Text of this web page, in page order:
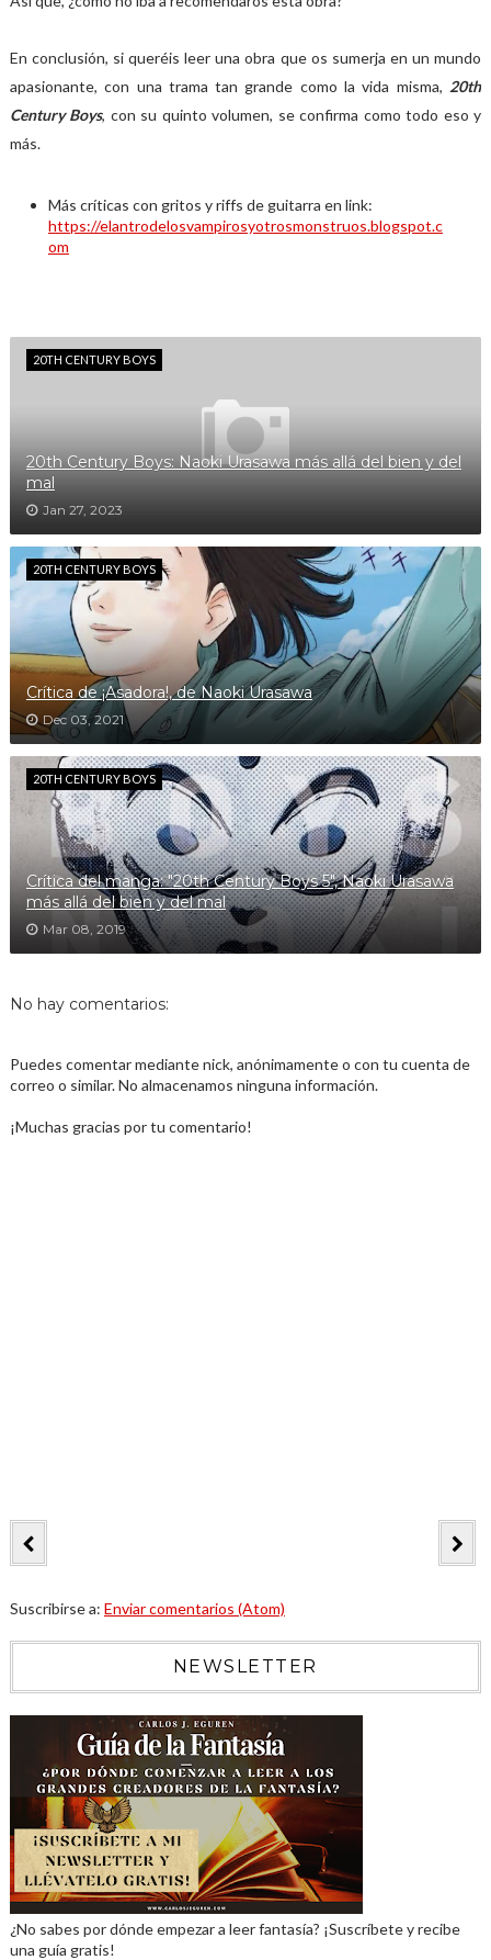
En conclusión, si queréis leer una obra que os sumerja en un mundo
apasionante, con una trama tan grande como la vida misma, 20th
Century Boys, con su quinto volumen, se confirma como todo eso y
más.
Más críticas con gritos y riffs de guitarra en link:
https://elantrodelosvampirosyotrosmonstruos.blogspot.c
om
20TH CENTURY BOYS
20th Century Boys: Naoki Urasawa más allá del bien y del
mal
Jan 27, 2023
20TH CENTURY BOYS
Crítica de ¡Asadora!, de Naoki Urasawa
Dec 03, 2021
20TH CENTURY BOYS
Crítica del manga: "20th Century Boys 5", Naoki Urasawa
más allá del bien y del mal
Mar 08, 2019
No hay comentarios:
Puedes comentar mediante nick, anónimamente o con tu cuenta de
correo o similar. No almacenamos ninguna información.
¡Muchas gracias por tu comentario!
Suscribirse a: Enviar comentarios (Atom)
NEWSLETTER
¿No sabes por dónde empezar a leer fantasía? ¡Suscríbete y recibe
una guía gratis!